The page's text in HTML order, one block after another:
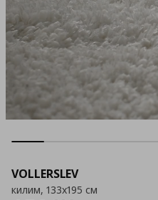
VOLLERSLEV
килим, 133x195 см